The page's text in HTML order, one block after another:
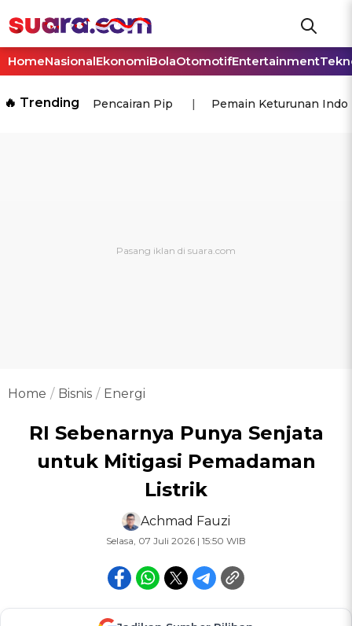
HomeNasionalEkonomiBolaOtomotifEntertainment
🔥 Trending Pencairan Pip Pemain Keturunan
Home Bisnis Energi
RI Sebenarnya Punya Senjata
untuk Mitigasi Pemadaman
Listrik
Achmad Fauzi
Selasa, 07 Juli 2026 | 15:50 WIB